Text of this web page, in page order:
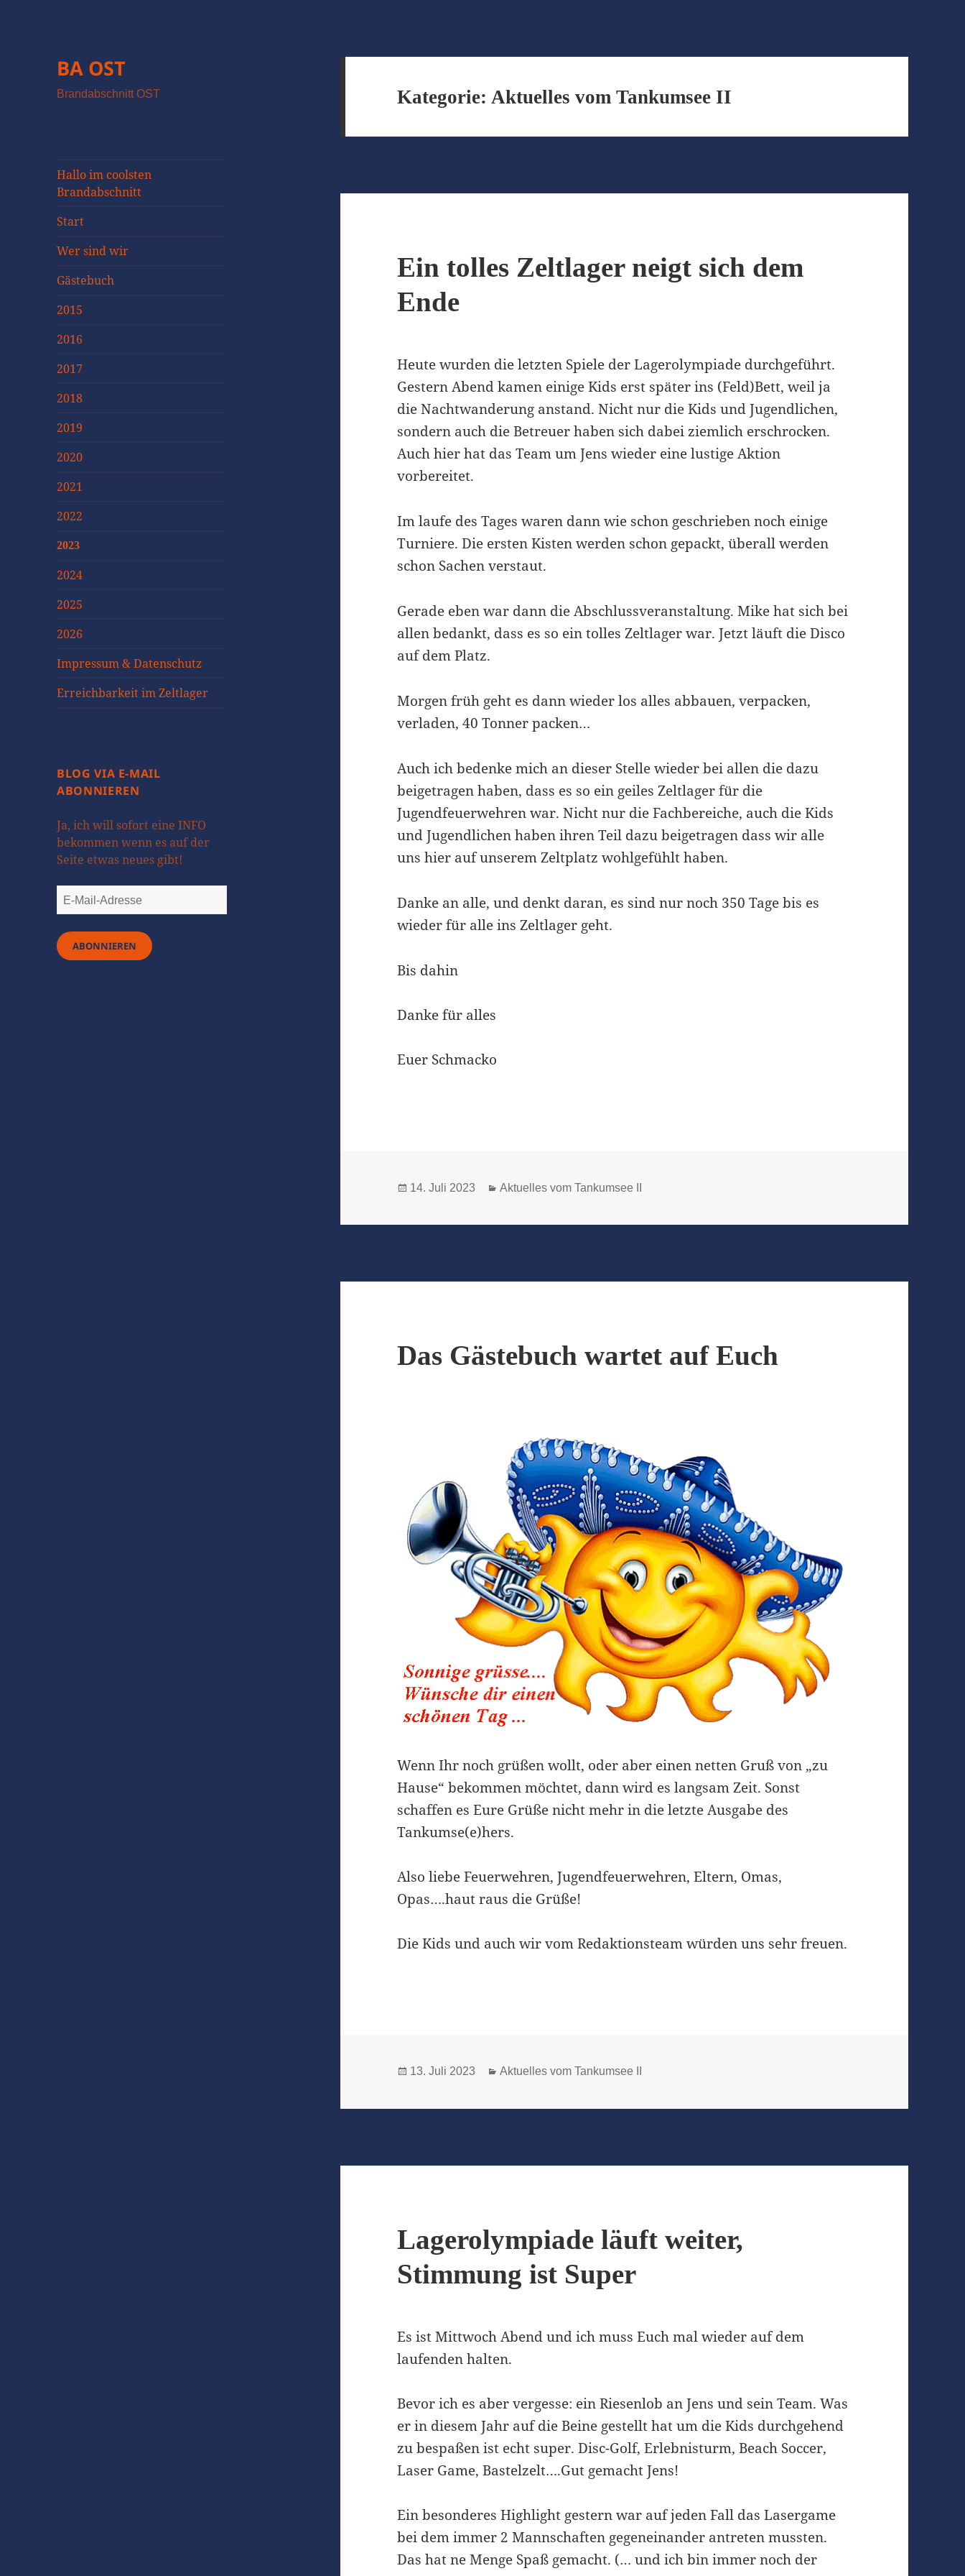
BA OST
Brandabschnitt OST
Hallo im coolsten
Brandabschnitt
Start
Wer sind wir
Gästebuch
2015
2016
2017
2018
2019
2020
2021
2022
2023
2024
2025
2026
Impressum & Datenschutz
Erreichbarkeit im Zeltlager
BLOG VIA E-MAIL
ABONNIEREN
Ja, ich will sofort eine INFO
bekommen wenn es auf der
Seite etwas neues gibt!
E-
Mail-
Adresse
ABONNIEREN
Kategorie: Aktuelles vom Tankumsee II
Ein tolles Zeltlager neigt sich dem
Ende
Heute wurden die letzten Spiele der Lagerolympiade durchgeführt.
Gestern Abend kamen einige Kids erst später ins (Feld)Bett, weil ja
die Nachtwanderung anstand. Nicht nur die Kids und Jugendlichen,
sondern auch die Betreuer haben sich dabei ziemlich erschrocken.
Auch hier hat das Team um Jens wieder eine lustige Aktion
vorbereitet.
Im laufe des Tages waren dann wie schon geschrieben noch einige
Turniere. Die ersten Kisten werden schon gepackt, überall werden
schon Sachen verstaut.
Gerade eben war dann die Abschlussveranstaltung. Mike hat sich bei
allen bedankt, dass es so ein tolles Zeltlager war. Jetzt läuft die Disco
auf dem Platz.
Morgen früh geht es dann wieder los alles abbauen, verpacken,
verladen, 40 Tonner packen…
Auch ich bedenke mich an dieser Stelle wieder bei allen die dazu
beigetragen haben, dass es so ein geiles Zeltlager für die
Jugendfeuerwehren war. Nicht nur die Fachbereiche, auch die Kids
und Jugendlichen haben ihren Teil dazu beigetragen dass wir alle
uns hier auf unserem Zeltplatz wohlgefühlt haben.
Danke an alle, und denkt daran, es sind nur noch 350 Tage bis es
wieder für alle ins Zeltlager geht.
Bis dahin
Danke für alles
Euer Schmacko
Veröffentlicht
14. Juli 2023 Kategorien
Aktuelles vom Tankumsee II
Das Gästebuch wartet auf Euch
Wenn Ihr noch grüßen wollt, oder aber einen netten Gruß von „zu
Hause“ bekommen möchtet, dann wird es langsam Zeit. Sonst
schaffen es Eure Grüße nicht mehr in die letzte Ausgabe des
Tankumse(e)hers.
Also liebe Feuerwehren, Jugendfeuerwehren, Eltern, Omas,
Opas….haut raus die Grüße!
Die Kids und auch wir vom Redaktionsteam würden uns sehr freuen.
Veröffentlicht
13. Juli 2023 Kategorien
Aktuelles vom Tankumsee II
Lagerolympiade läuft weiter,
Stimmung ist Super
Es ist Mittwoch Abend und ich muss Euch mal wieder auf dem
laufenden halten.
Bevor ich es aber vergesse: ein Riesenlob an Jens und sein Team. Was
er in diesem Jahr auf die Beine gestellt hat um die Kids durchgehend
zu bespaßen ist echt super. Disc-Golf, Erlebnisturm, Beach Soccer,
Laser Game, Bastelzelt….Gut gemacht Jens!
Ein besonderes Highlight gestern war auf jeden Fall das Lasergame
bei dem immer 2 Mannschaften gegeneinander antreten mussten.
Das hat ne Menge Spaß gemacht. (… und ich bin immer noch der